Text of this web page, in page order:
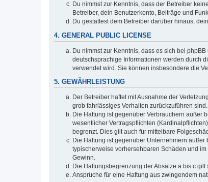
Du nimmst zur Kenntnis, dass der Betreiber
Betreiber, dein Benutzerkonto, Beiträge und
Du gestattest dem Betreiber darüber hinaus,
4. GENERAL PUBLIC LICENSE
Du nimmst zur Kenntnis, dass es sich bei phpBB
deutschsprachige Informationen werden durch
verwendet wird. Sie können insbesondere die
5. GEWÄHRLEISTUNG
Der Betreiber haftet mit Ausnahme der
grob fahrlässiges Verhalten zurückzuführen
Die Haftung ist gegenüber Verbrauchern außer
wesentlicher Vertragspflichten
begrenzt. Dies gilt auch für mittelbare
Die Haftung ist gegenüber Unternehmern
typischerweise vorhersehbaren Schäden und
Gewinn.
Die Haftungsbegrenzung der Absätze a bis c
Ansprüche für eine Haftung aus zwingendem